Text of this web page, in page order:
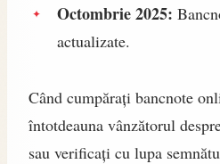
Octombrie 2025:
actualizate.
Când cumpărați bancnote
întotdeauna vânzătorul
sau verificați cu lupa